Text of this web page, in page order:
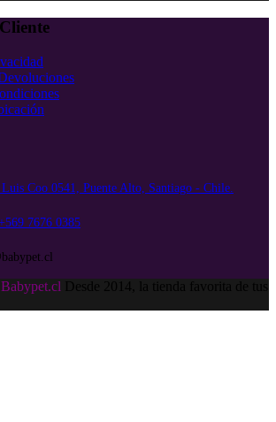
Luis Coo 0541, Puente Alto, Santiago - Chile.
7676 0385
Babypet.cl Desde 2014, la tienda favorita de tus